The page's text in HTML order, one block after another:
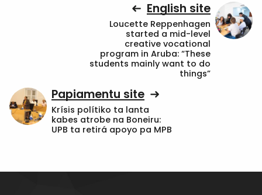
English site
Loucette Reppenhagen
started a mid-level
creative vocational
program in Aruba: “These
students mainly want to do
things”
Papiamentu site
Krísis polítiko ta lanta
kabes atrobe na Boneiru:
UPB ta retirá apoyo pa MPB